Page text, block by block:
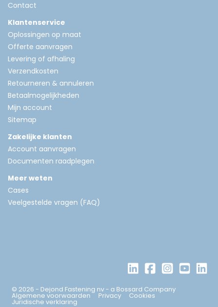
Contact
Klantenservice
Oplossingen op maat
Offerte aanvragen
Levering of afhaling
Verzendkosten
Retourneren & annuleren
Betaalmogelijkheden
Mijn account
Sitemap
Zakelijke klanten
Account aanvragen
Documenten raadplegen
Meer weten
Cases
Veelgestelde vragen (FAQ)
© 2026 - Dejond Fastening nv - a Bossard Company
Algemene voorwaarden Privacy Cookies
Juridische verklaring